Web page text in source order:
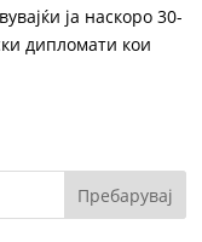
ја наскоро 30-
дипломати кои